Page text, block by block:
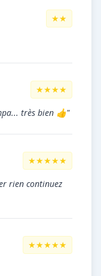
★★
★★★★
très bien 👍"
★★★★★
rien continuez
★★★★★